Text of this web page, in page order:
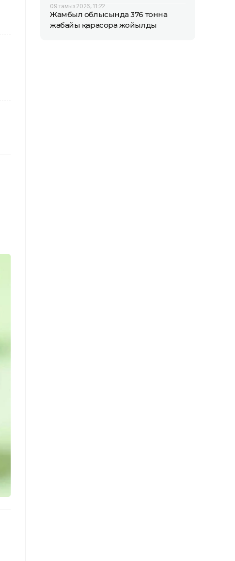
09 тамыз 2026, 11:22
Жамбыл облысында 376 тонна
жабайы қарасора жойылды